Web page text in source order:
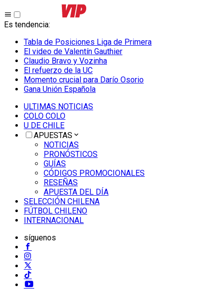
Es tendencia:
Tabla de Posiciones Liga de Primera
El video de Valentín Gauthier
Claudio Bravo y Vozinha
El refuerzo de la UC
Momento crucial para Darío Osorio
Gana Unión Española
ULTIMAS NOTICIAS
COLO COLO
U DE CHILE
APUESTAS
NOTICIAS
PRONÓSTICOS
GUÍAS
CÓDIGOS PROMOCIONALES
RESEÑAS
APUESTA DEL DÍA
SELECCIÓN CHILENA
FÚTBOL CHILENO
INTERNACIONAL
síguenos